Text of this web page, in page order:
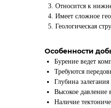
Относится к
Имеет сложное
Геологическая
Особенности
Бурение ведет
Требуются
Глубина
Высокое давление
Наличие